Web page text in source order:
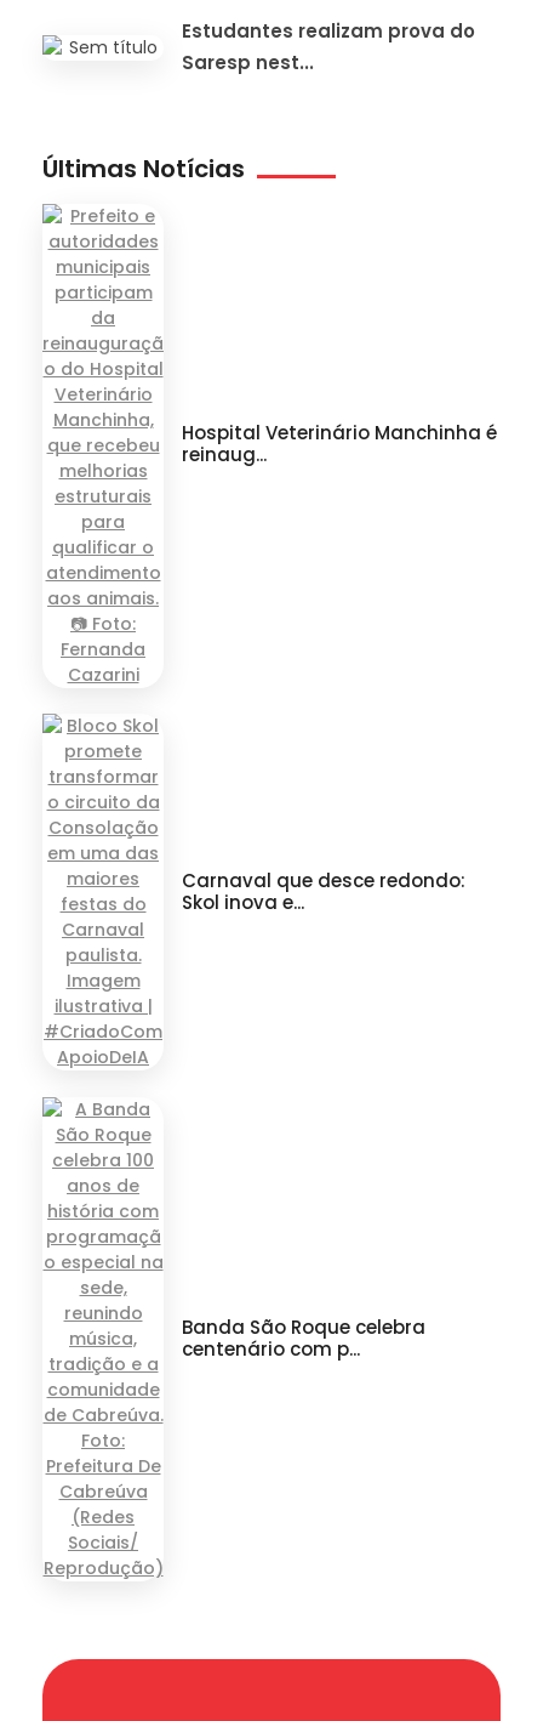
Estudantes realizam prova do
Saresp nest...
Últimas Notícias
Hospital Veterinário Manchinha é
reinaug...
Carnaval que desce redondo:
Skol inova e...
Banda São Roque celebra
centenário com p...